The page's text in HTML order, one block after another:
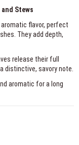
and Stews
flavor, perfect
They add depth,
release their full
distinctive, savory note.
aromatic for a long